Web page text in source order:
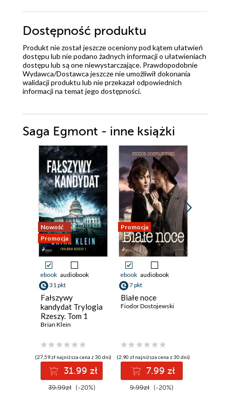
Dostępność produktu
Produkt nie został jeszcze oceniony pod kątem ułatwień
dostępu lub nie podano żadnych informacji o ułatwieniach
dostępu lub są one niewystarczające. Prawdopodobnie
Wydawca/Dostawca jeszcze nie umożliwił dokonania
walidacji produktu lub nie przekazał odpowiednich
informacji na temat jego dostępności.
Saga Egmont - inne książki
Nowość
Promocja
ebook audiobook
31 pkt
Fałszywy
kandydat Trylogia
Rzeszy. Tom 1
Brian Klein
(27,59 zł najniższa cena z 30 dni)
31.99 zł
39.99zł (-20%)
Promocja
ebook audiobook
7 pkt
Białe noce
Fiodor Dostojewski
(2,90 zł najniższa cena z 30 dni)
7.99 zł
9.99zł (-20%)